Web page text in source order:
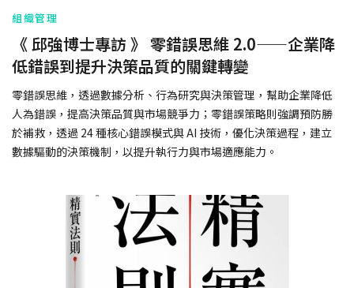
組織管理
《 邱強博士專訪 》 零錯誤思維 2.0——企業降
低錯誤到提升決策品質的關鍵轉變
零錯誤思維，透過數據分析、行為研究與決策管理，幫助企業降低
人為錯誤，提高決策品質與市場競爭力；零錯誤策略則強調預防勝
於補救，透過 24 種核心錯誤模式與 AI 技術，優化決策過程，建立
數據驅動的決策機制，以提升執行力與市場適應能力。